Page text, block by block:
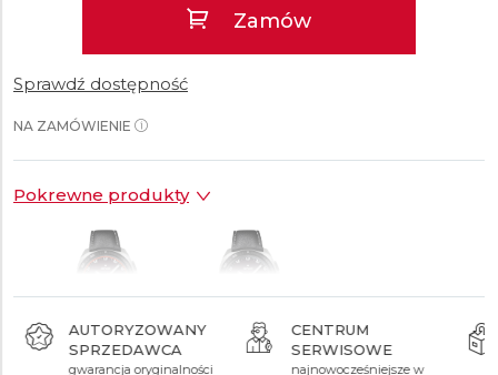
Zamów
Sprawdź dostępność
NA ZAMÓWIENIE
Pokrewne produkty
3 640 zł
AUTORYZOWANY
SPRZEDAWCA
gwarancja oryginalności
CENTRUM
SERWISOWE
najnowocześniejsze w